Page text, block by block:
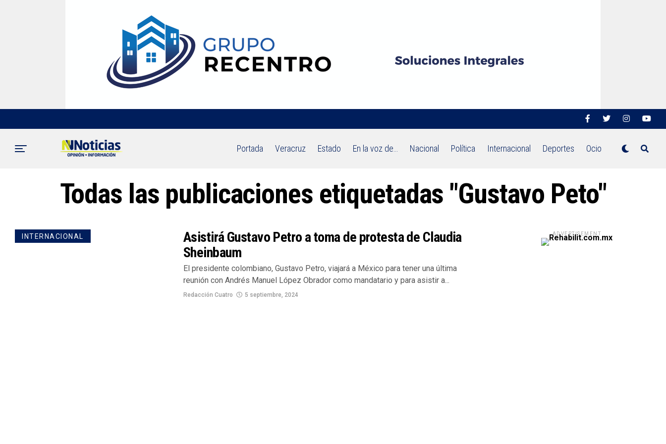
Portada Veracruz Estado En la voz de… Nacional Política Internacional Deportes Ocio
Todas las publicaciones etiquetadas "Gustavo Peto"
INTERNACIONAL
Asistirá Gustavo Petro a toma de protesta de Claudia
Sheinbaum
El presidente colombiano, Gustavo Petro, viajará a México para tener una última
reunión con Andrés Manuel López Obrador como mandatario y para asistir a...
Redacción Cuatro 5 septiembre, 2024
ADVERTISEMENT